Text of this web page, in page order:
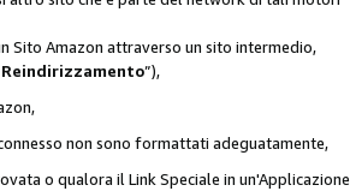
Sito Amazon attraverso un sito intermedio,
”),
non sono formattati adeguatamente,
o qualora il Link Speciale in un'Applicazione